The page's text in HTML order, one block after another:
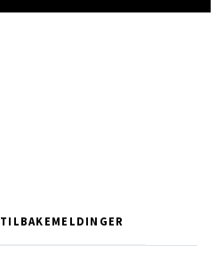
TILBAKEMELDINGER